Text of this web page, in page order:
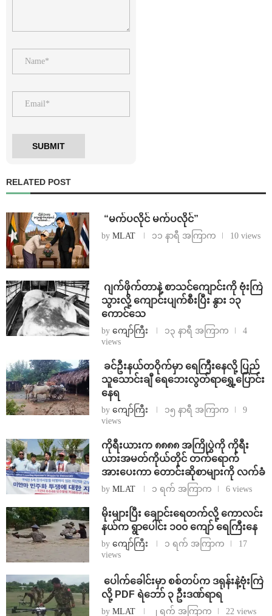
RELATED POST
⁨ ⁨“မက်ပလိုင် မက်ပလိုင်”
by MLAT ၁၁ နာရီ အကြာက 10 views
⁨⁩ ⁨ဂျက်ဖိုက်တာနဲ့ စာသင်ကျောင်းကို ဗုံးကြဲ
သွားလို့ ကျောင်းပျက်စီးပြီး နွား ၁၃
ကောင်သေ
by ကျော်ကြီး ၁၃ နာရီ အကြာက
4
views
⁩ ⁨ခင်ဦးနယ်တဝိုက်မှာ ရေကြီးနေလို့ ပြည်
သူသောင်းချီ ရေဘေးလွတ်ရာရွှေ့ပြောင်း
နေရ
by ကျော်ကြီး ၁၅ နာရီ အကြာက
9
views
ကိုရီးယားက ၈၈၈၈ အကြိုပွဲကို ကိုရီး
ယားအမတ်ကိုယ်တိုင် တက်ရောက်
အားပေးကာ တောင်းဆိုစာများကို လက်ခံ
by MLAT ၁ ရက် အကြာက 6 views
⁨မိုးများပြီး ချောင်းရေတက်လို့ ကောလင်း
နယ်က ရွာပေါင်း ၁၀၀ ကျော် ရေကြီးနေ
by ကျော်ကြီး ၁ ရက် အကြာက
17
views
⁩ ⁨ပေါက်ခေါင်းမှာ စစ်တပ်က ဒရုန်းနဲ့ဗုံးကြဲ
လို့ PDF ရဲဘော် ၃ ဦးဒဏ်ရာရ
by MLAT ၂ ရက် အကြာက 22 views